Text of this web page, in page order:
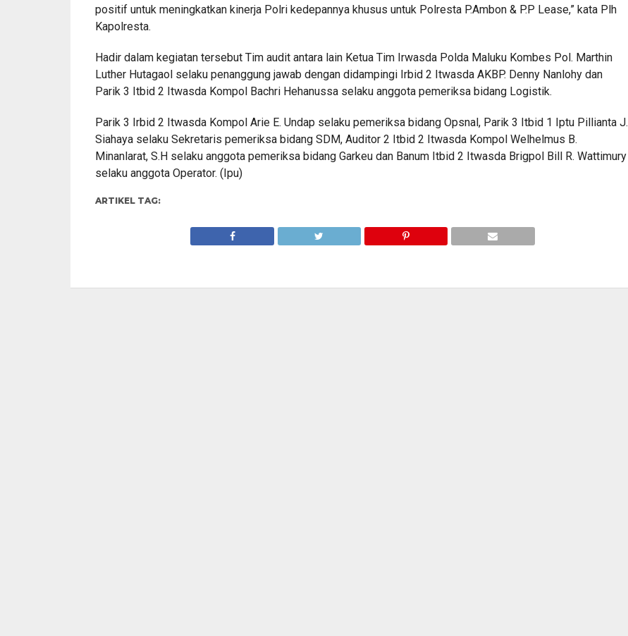
positif untuk meningkatkan kinerja Polri kedepannya khusus untuk Polresta P.Ambon & P.P Lease,” kata Plh
Kapolresta.
Hadir dalam kegiatan tersebut Tim audit antara lain Ketua Tim Irwasda Polda Maluku Kombes Pol. Marthin
Luther Hutagaol selaku penanggung jawab dengan didampingi Irbid 2 Itwasda AKBP. Denny Nanlohy dan
Parik 3 Itbid 2 Itwasda Kompol Bachri Hehanussa selaku anggota pemeriksa bidang Logistik.
Parik 3 Irbid 2 Itwasda Kompol Arie E. Undap selaku pemeriksa bidang Opsnal, Parik 3 Itbid 1 Iptu Pillianta J.
Siahaya selaku Sekretaris pemeriksa bidang SDM, Auditor 2 Itbid 2 Itwasda Kompol Welhelmus B.
Minanlarat, S.H selaku anggota pemeriksa bidang Garkeu dan Banum Itbid 2 Itwasda Brigpol Bill R. Wattimury
selaku anggota Operator. (Ipu)
ARTIKEL TAG: